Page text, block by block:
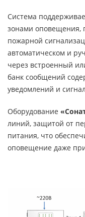
Система
зонами оповещения,
пожарной
автоматическом и
через встроенный
банк сообщений
уведомлений и
Оборудование
линий, защитой от
питания, что
оповещение даже